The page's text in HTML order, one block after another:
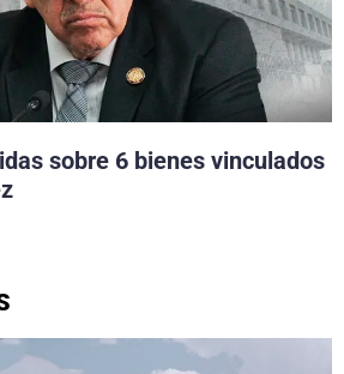
sobre 6 bienes vinculados